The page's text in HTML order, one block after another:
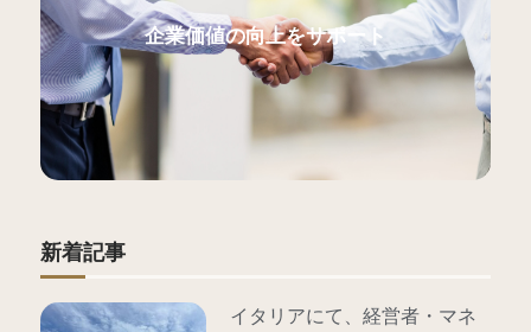
企業価値の向上をサポート
新着記事
イタリアにて、経営者・マネ